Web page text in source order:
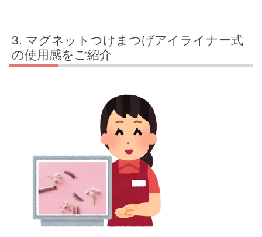
マグネットつけまつげアイライナー式
の使用感をご紹介